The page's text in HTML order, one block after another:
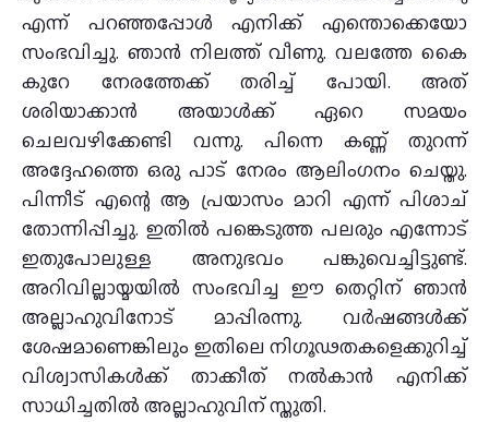
എന്ന് പറഞ്ഞപ്പോള്‍ എനിക്ക് എന്തൊക്കെയോ
സംഭവിച്ചു. ഞാന്‍ നിലത്ത് വീണു. വലത്തേ കൈ
കുറേ നേരത്തേക്ക് തരിച്ച് പോയി. അത്
ശരിയാക്കാന്‍ അയാള്‍ക്ക് ഏറെ സമയം
ചെലവഴിക്കേണ്ടി വന്നു. പിന്നെ കണ്ണ് തുറന്ന്
അദ്ദേഹത്തെ ഒരു പാട് നേരം ആലിംഗനം ചെയ്തു.
പിന്നീട് എന്റെ ആ പ്രയാസം മാറി എന്ന് പിശാച്
തോന്നിപ്പിച്ചു. ഇതില്‍ പങ്കെടുത്ത പലരും എന്നോട്
ഇതുപോലുള്ള അനുഭവം പങ്കുവെച്ചിട്ടുണ്ട്.
അറിവില്ലായ്മയില്‍ സംഭവിച്ച ഈ തെറ്റിന് ഞാന്‍
അല്ലാഹുവിനോട് മാപ്പിരന്നു. വര്‍ഷങ്ങള്‍ക്ക്
ശേഷമാണെങ്കിലും ഇതിലെ നിഗൂഢതകളെക്കുറിച്ച്
വിശ്വാസികള്‍ക്ക് താക്കീത് നല്‍കാന്‍ എനിക്ക്
സാധിച്ചതില്‍ അല്ലാഹുവിന് സ്തുതി.